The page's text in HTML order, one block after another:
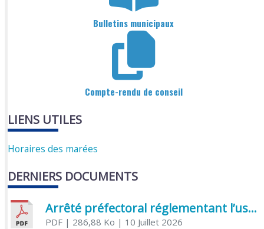
Bulletins municipaux
Compte-rendu de conseil
LIENS UTILES
Horaires des marées
DERNIERS DOCUMENTS
Arrêté préfectoral réglementant l’usage de l’eau
PDF| 286,88 Ko | 10 Juillet 2026